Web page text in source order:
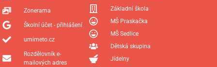
Základní škola
MŠ Praskačka
MŠ Sedlice
Dětská skupina
Jídelny
Zonerama
Školní účet - přihlášení
umimeto.cz
Rozdělovník e-
mailových adres